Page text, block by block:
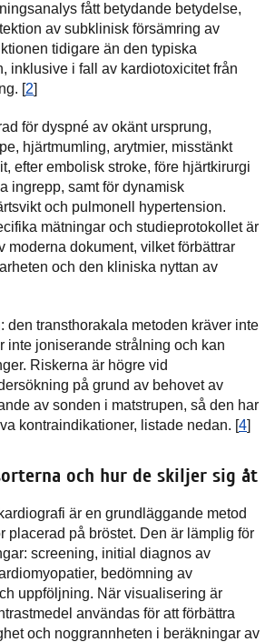
fått betydande betydelse,
av subklinisk försämring av
tidigare än den typiska
inklusive i fall av kardiotoxicitet från
[2]
för dyspné av okänt ursprung,
hjärtmumling, arytmier, misstänkt
efter embolisk stroke, före hjärtkirurgi
ingrepp, samt för dynamisk
och pulmonell hypertension.
mätningar och studieprotokollet är
moderna dokument, vilket förbättrar
och den kliniska nyttan av
den transthorakala metoden kräver inte
inte joniserande strålning och kan
Riskerna är högre vid
på grund av behovet av
av sonden i matstrupen, så den har
kontraindikationer, listade nedan. [4]
och hur de skiljer sig åt
är en grundläggande metod
placerad på bröstet. Den är lämplig för
screening, initial diagnos av
bedömning av
uppföljning. När visualisering är
användas för att förbättra
och noggrannheten i beräkningar av